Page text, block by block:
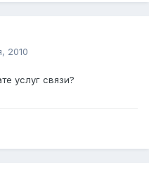
2010
услуг связи?